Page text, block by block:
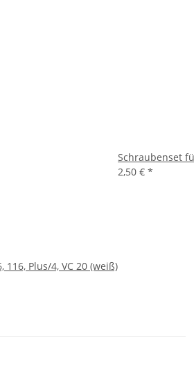
Plus/4, VC 20 (weiß)
Schraubenset
2,50 € *